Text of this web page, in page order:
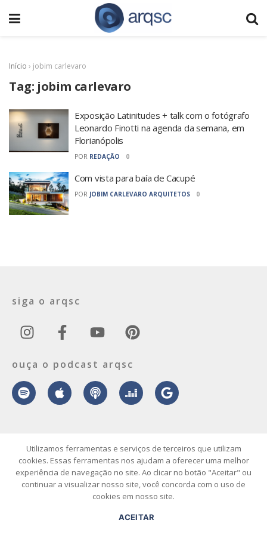
Início › jobim carlevaro
Tag: jobim carlevaro
Exposição Latinitudes + talk com o fotógrafo
Leonardo Finotti na agenda da semana, em
Florianópolis
POR REDAÇÃO 0
Com vista para baía de Cacupé
POR JOBIM CARLEVARO ARQUITETOS 0
siga o arqsc
ouça o podcast arqsc
© 2026 ArqSC – Portal de Arquitetura, Interiores, Design e Arte de
Santa Catarina – Todos os Direitos Reservados.
sobre contato envie seu projeto publicidade vídeo podcast
Utilizamos ferramentas e serviços de terceiros que utilizam
cookies. Essas ferramentas nos ajudam a oferecer uma melhor
experiência de navegação no site. Ao clicar no botão "Aceitar" ou
continuar a visualizar nosso site, você concorda com o uso de
cookies em nosso site.
ACEITAR